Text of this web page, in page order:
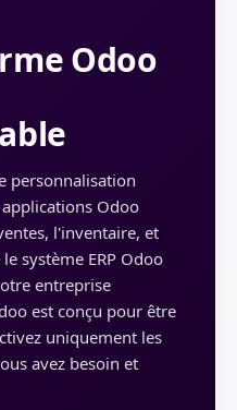
Odoo
personnalisation
Odoo
l'inventaire, et
système ERP Odoo
entreprise
est conçu pour être
uniquement les
avez besoin et